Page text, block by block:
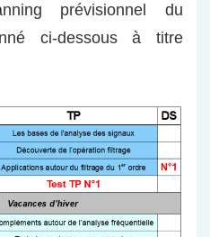
prévisionnel du
ci-dessous à titre